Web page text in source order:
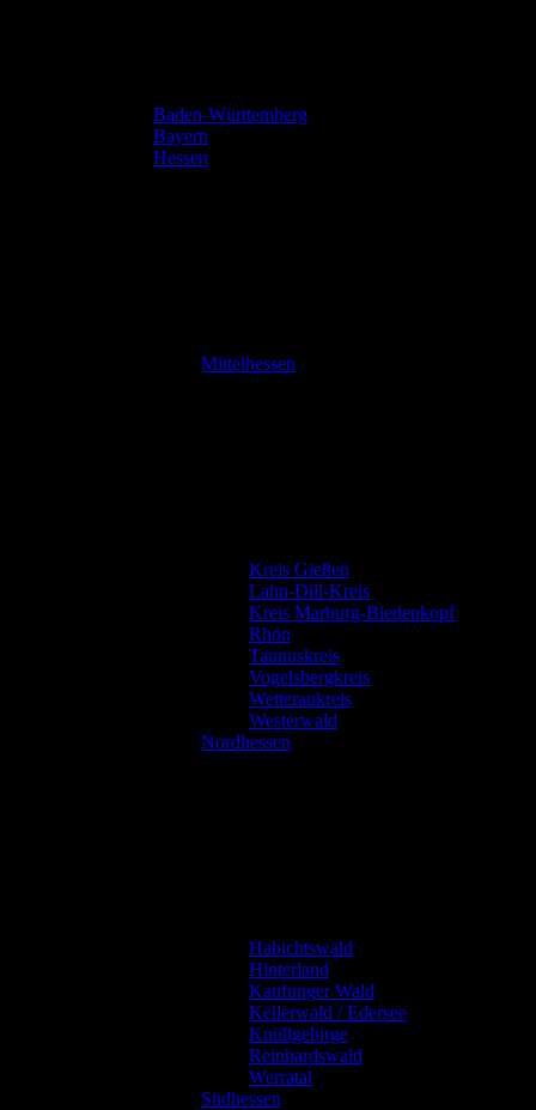
Baden-Württemberg
Bayern
Hessen
Mittelhessen
Kreis Gießen
Lahn-Dill-Kreis
Kreis Marburg-Biedenkopf
Rhön
Taunuskreis
Vogelsbergkreis
Wetteraukreis
Westerwald
Nordhessen
Habichtswald
Hinterland
Kaufunger Wald
Kellerwald / Edersee
Knüllgebirge
Reinhardswald
Werratal
Südhessen